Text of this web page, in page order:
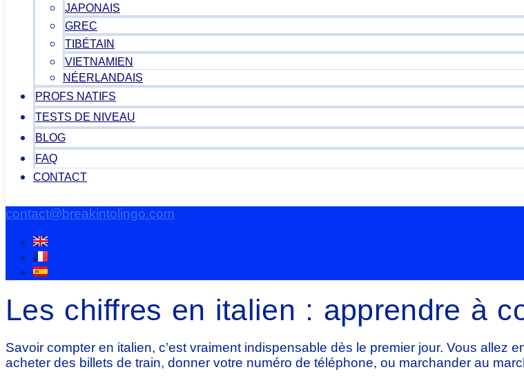
JAPONAIS
GREC
TIBÉTAIN
VIETNAMIEN
NÉERLANDAIS
PROFS NATIFS
TESTS DE NIVEAU
BLOG
FAQ
CONTACT
contact@breakintolingo.com
Les chiffres en italien : apprendre à
Savoir compter en italien, c’est vraiment indispensable dès le premier jour. Vous allez
acheter des billets de train, donner votre numéro de téléphone, ou marchander au